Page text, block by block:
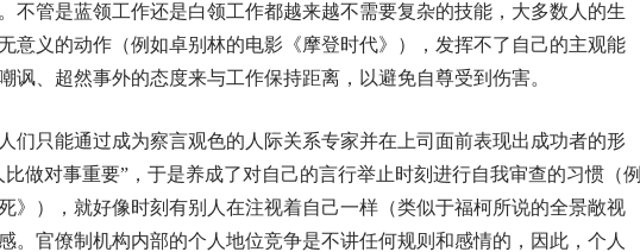
不管是蓝领工作还是白领工作都越来越不需要复杂的技能，大多数人的生
意义的动作（例如卓别林的电影《摩登时代》），发挥不了自己的主观能
讽、超然事外的态度来与工作保持距离，以避免自尊受到伤害。
们只能通过成为察言观色的人际关系专家并在上司面前表现出成功者的形
做对事重要”，于是养成了对自己的言行举止时刻进行自我审查的习惯（例
》），就好像时刻有别人在注视着自己一样（类似于福柯所说的全景敞视
。官僚制机构内部的个人地位竞争是不讲任何规则和感情的，因此，个人